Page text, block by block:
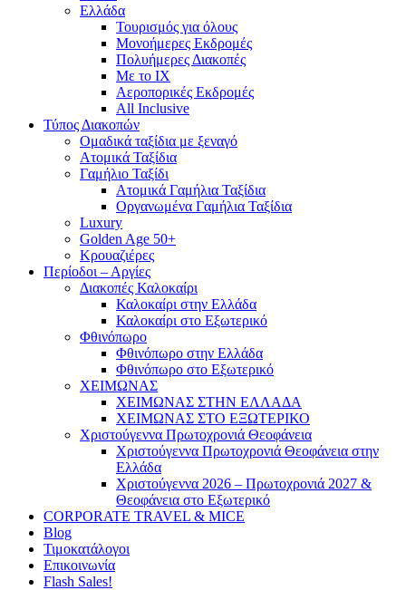
Ελλάδα
Τουρισμός για όλους
Mονοήμερες Εκδρομές
Πολυήμερες Διακοπές
Με το ΙΧ
Αεροπορικές Εκδρομές
All Inclusive
Τύπος Διακοπών
Ομαδικά ταξίδια με ξεναγό
Ατομικά Ταξίδια
Γαμήλιο Ταξίδι
Ατομικά Γαμήλια Ταξίδια
Οργανωμένα Γαμήλια Ταξίδια
Luxury
Golden Age 50+
Κρουαζιέρες
Περίοδοι – Αργίες
Διακοπές Καλοκαίρι
Καλοκαίρι στην Ελλάδα
Καλοκαίρι στο Εξωτερικό
Φθινόπωρο
Φθινόπωρο στην Ελλάδα
Φθινόπωρο στο Εξωτερικό
ΧΕΙΜΩΝΑΣ
ΧΕΙΜΩΝΑΣ ΣΤΗΝ ΕΛΛΑΔΑ
ΧΕΙΜΩΝΑΣ ΣΤΟ ΕΞΩΤΕΡΙΚΟ
Χριστούγεννα Πρωτοχρονιά Θεοφάνεια
Χριστούγεννα Πρωτοχρονιά Θεοφάνεια στην
Ελλάδα
Χριστούγεννα 2026 – Πρωτοχρονιά 2027 &
Θεοφάνεια στο Εξωτερικό
CORPORATE TRAVEL & MICE
Blog
Τιμοκατάλογοι
Επικοινωνία
Flash Sales!